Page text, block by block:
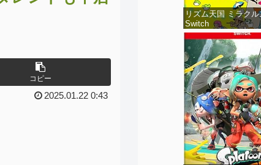
コピー
2025.01.22 0:43
リズム天国 ミラク
Switch